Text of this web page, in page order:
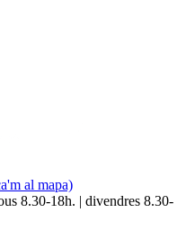
al mapa)
8.30-18h. | divendres 8.30-